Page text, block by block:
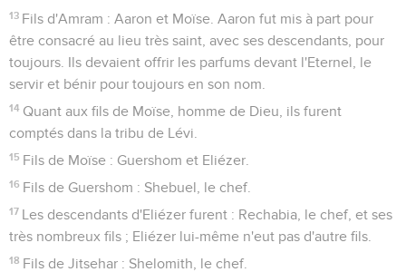
13 Fils d'Amram : Aaron et Moïse. Aaron fut mis à part pour
être consacré au lieu très saint, avec ses descendants, pour
toujours. Ils devaient offrir les parfums devant l'Eternel, le
servir et bénir pour toujours en son nom.
14 Quant aux fils de Moïse, homme de Dieu, ils furent
comptés dans la tribu de Lévi.
15 Fils de Moïse : Guershom et Eliézer.
16 Fils de Guershom : Shebuel, le chef.
17 Les descendants d'Eliézer furent : Rechabia, le chef, et ses
très nombreux fils ; Eliézer lui-même n'eut pas d'autre fils.
18 Fils de Jitsehar : Shelomith, le chef.